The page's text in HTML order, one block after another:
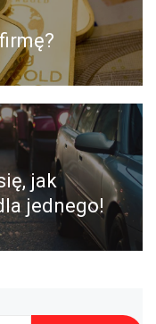
jak
jednego!